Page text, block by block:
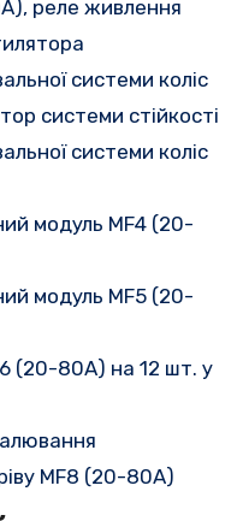
реле живлення
системи коліс
системи стійкості
системи коліс
модуль MF4 (20-
модуль MF5 (20-
(20-80A) на 12 шт. у
MF8 (20-80A)